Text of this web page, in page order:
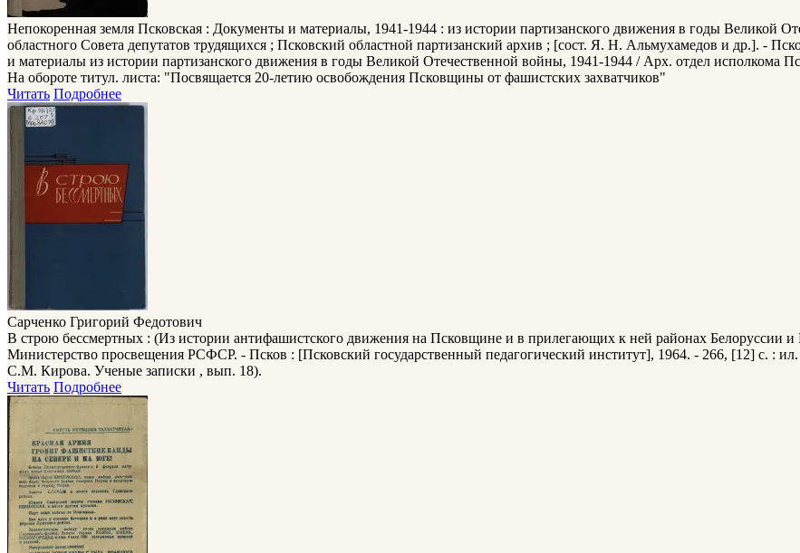
Непокоренная земля Псковская : Документы и материалы, 1941-1944 : из истории партизанского движения в годы Великой
областного Совета депутатов трудящихся ; Псковский областной партизанский архив ; [сост. Я. Н. Альмухамедов и др.]. -
и материалы из истории партизанского движения в годы Великой Отечественной войны, 1941-1944 / Арх. отдел исполкома
На обороте титул. листа: "Посвящается 20-летию освобождения Псковщины от фашистских захватчиков"
Читать Подробнее
Сарченко Григорий Федотович
В строю бессмертных : (Из истории антифашистского движения на Псковщине и в прилегающих к ней районах Белоруссии
Министерство просвещения РСФСР. - Псков : [Псковский государственный педагогический институт], 1964. - 266, [12] с. :
С.М. Кирова. Ученые записки , вып. 18).
Читать Подробнее